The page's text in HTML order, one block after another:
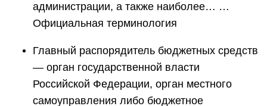
администрации, а также наиболее… …
Официальная терминология
Главный распорядитель бюджетных средств
— орган государственной власти
Российской Федерации, орган местного
самоуправления либо бюджетное